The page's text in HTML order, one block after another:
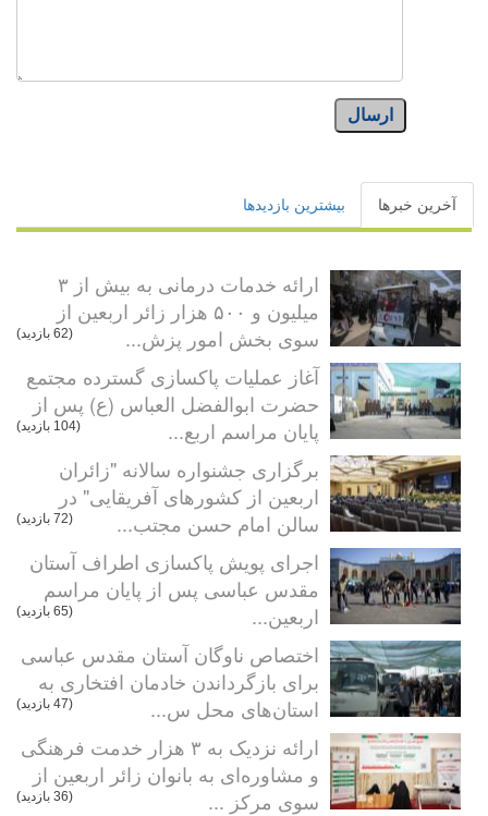
ارسال
آخرین خبرها بیشترین بازدیدها
ارائه خدمات درمانی به بیش از ۳
میلیون و ۵۰۰ هزار زائر اربعین از
سوی بخش امور پزش...
(62 بازدید)
آغاز عملیات پاکسازی گسترده مجتمع
حضرت ابوالفضل العباس (ع) پس از
پایان مراسم اربع...
(104 بازدید)
برگزاری جشنواره سالانه "زائران
اربعین از کشورهای آفریقایی" در
سالن امام حسن مجتب...
(72 بازدید)
اجرای پویش پاکسازی اطراف آستان
مقدس عباسی پس از پایان مراسم
اربعین...
(65 بازدید)
اختصاص ناوگان آستان مقدس عباسی
برای بازگرداندن خادمان افتخاری به
استان‌های محل س...
(47 بازدید)
ارائه نزدیک به ۳ هزار خدمت فرهنگی
و مشاوره‌ای به بانوان زائر اربعین از
سوی مرکز ...
(36 بازدید)